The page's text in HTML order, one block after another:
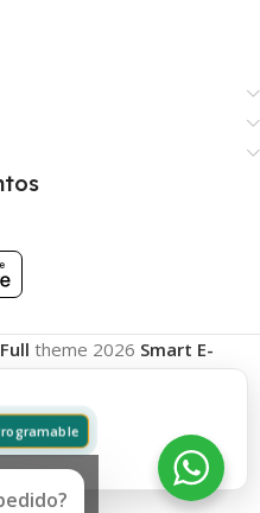
theme 2026 Smart E-
.